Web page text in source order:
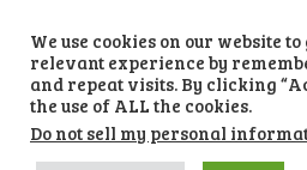
contentWe use cookies on our website
relevant experience by
and repeat visits. By clicking
the use of ALL the cookies.
Do not sell my personal